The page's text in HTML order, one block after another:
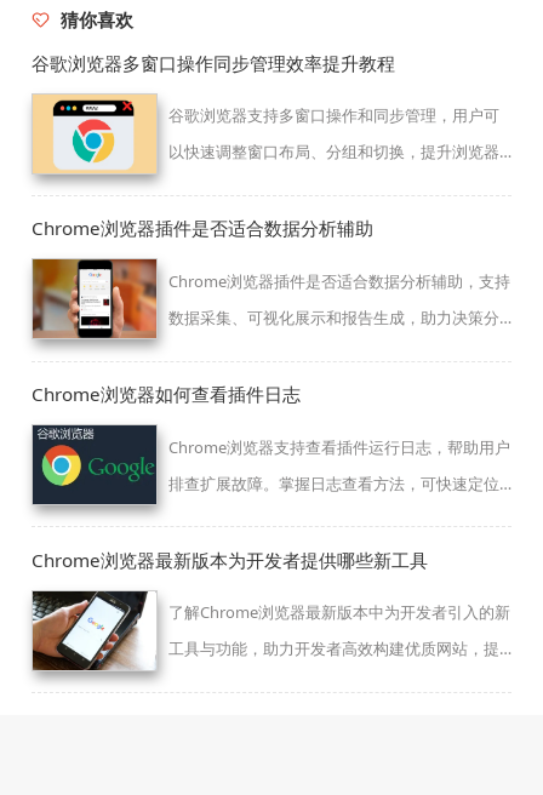
猜你喜欢
谷歌浏览器多窗口操作同步管理效率提升教程
谷歌浏览器支持多窗口操作和同步管理，用户可
以快速调整窗口布局、分组和切换，提升浏览器
Chrome浏览器插件是否适合数据分析辅助
Chrome浏览器插件是否适合数据分析辅助，支持
数据采集、可视化展示和报告生成，助力决策分
Chrome浏览器如何查看插件日志
Chrome浏览器支持查看插件运行日志，帮助用户
排查扩展故障。掌握日志查看方法，可快速定位
Chrome浏览器最新版本为开发者提供哪些新工具
了解Chrome浏览器最新版本中为开发者引入的新
工具与功能，助力开发者高效构建优质网站，提